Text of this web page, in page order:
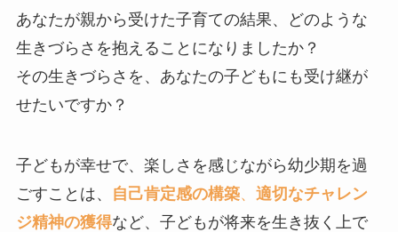
あなたが親から受けた子育ての結果、どのような
生きづらさを抱えることになりましたか？
その生きづらさを、あなたの子どもにも受け継が
せたいですか？
子どもが幸せで、楽しさを感じながら幼少期を過
ごすことは、
自己肯定感の構築、 適切なチャレン
ジ精神の獲得など、子どもが将来を生き抜く上で